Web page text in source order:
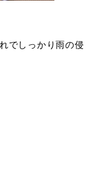
でしっかり雨の侵